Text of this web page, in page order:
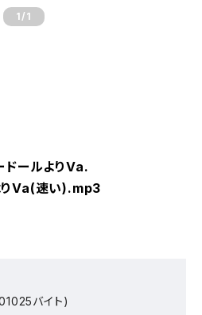
1 /1
ールよりVa.
りVa(速い).mp3
バイト)